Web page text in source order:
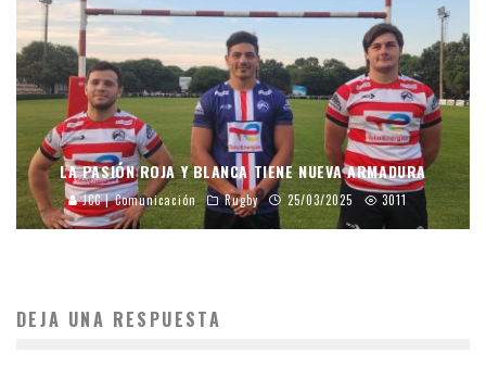
LA PASIÓN ROJA Y BLANCA TIENE NUEVA ARMADURA
JCC | Comunicación Rugby 25/03/2025 3011
DEJA UNA RESPUESTA